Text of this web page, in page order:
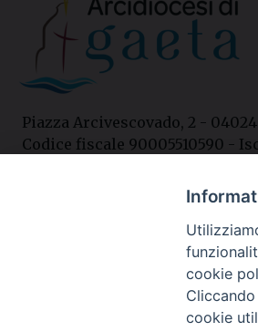
Piazza Arcivescovado, 2 -
Codice fiscale 90005510590 -
cookie
cookie